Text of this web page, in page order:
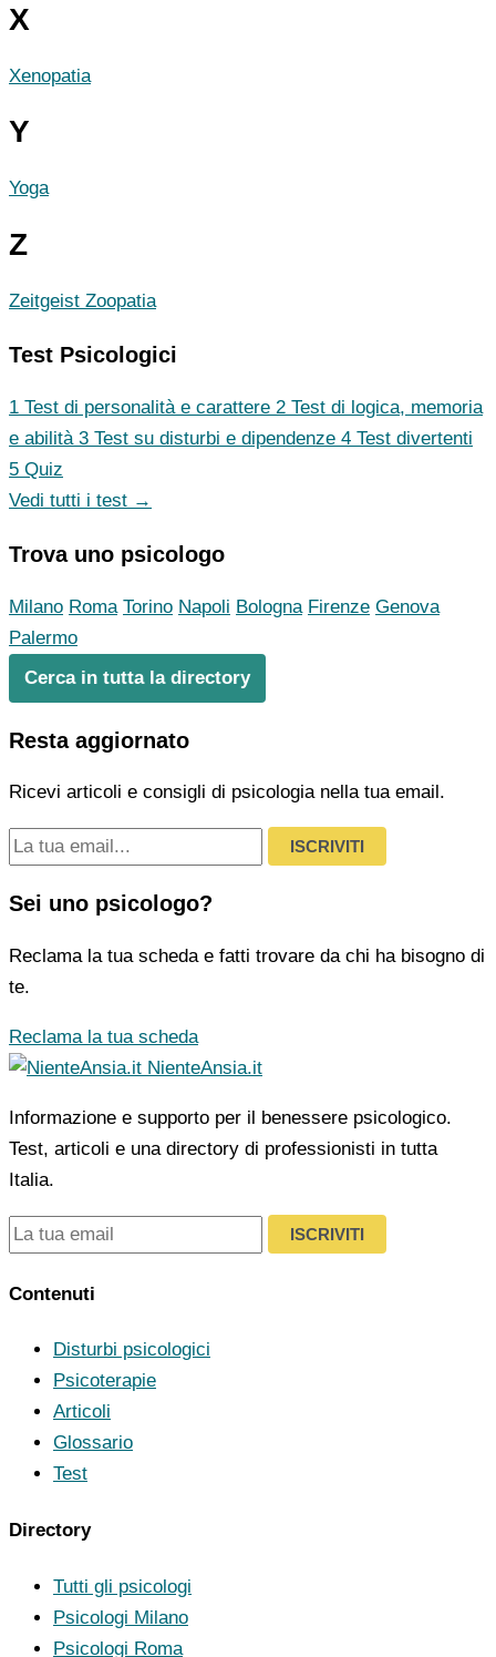
X
Xenopatia
Y
Yoga
Z
Zeitgeist Zoopatia
Test Psicologici
1 Test di personalità e carattere 2 Test di logica, memoria
e abilità 3 Test su disturbi e dipendenze 4 Test divertenti
5 Quiz
Vedi tutti i test →
Trova uno psicologo
Milano Roma Torino Napoli Bologna Firenze Genova
Palermo
Cerca in tutta la directory
Resta aggiornato
Ricevi articoli e consigli di psicologia nella tua email.
ISCRIVITI
Sei uno psicologo?
Reclama la tua scheda e fatti trovare da chi ha bisogno di
te.
Reclama la tua scheda
NienteAnsia.it
Informazione e supporto per il benessere psicologico.
Test, articoli e una directory di professionisti in tutta
Italia.
ISCRIVITI
Contenuti
Disturbi psicologici
Psicoterapie
Articoli
Glossario
Test
Directory
Tutti gli psicologi
Psicologi Milano
Psicologi Roma